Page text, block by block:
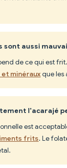
sont aussi
de ce qui est
minérauxque les
l'acarajé
est
frits. Le